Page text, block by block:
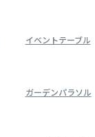
イベントテーブル
ガーデンパラソル